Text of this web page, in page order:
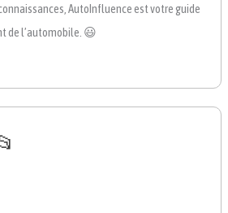
AutoInfluence est votre guide
de l’automobile. 😃